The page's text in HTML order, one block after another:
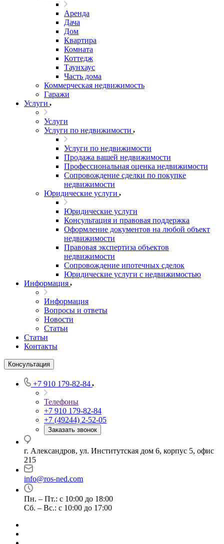
Аренда
Дача
Дом
Квартира
Комната
Коттедж
Таунхаус
Часть дома
Коммерческая недвижимость
Гаражи
Услуги
Услуги
Услуги по недвижимости
Услуги по недвижимости
Продажа вашей недвижимости
Профессиональная оценка недвижимости
Сопровождение сделки по покупке
недвижимости
Юридические услуги
Юридические услуги
Консультация и правовая поддержка
Оформление документов на любой объект
недвижимости
Правовая экспертиза объектов
недвижимости
Сопровождение ипотечных сделок
Юридические услуги с недвижимостью
Информация
Информация
Вопросы и ответы
Новости
Статьи
Статьи
Контакты
Консультация
+7 910 179-82-84
Телефоны
+7 910 179-82-84
+7 (49244) 2-52-05
Заказать звонок
г. Александров, ул. Институтская дом 6, корпус 5, офис
215
info@ros-ned.com
Пн. – Пт.: с 10:00 до 18:00
Сб. – Вс.: с 10:00 до 17:00